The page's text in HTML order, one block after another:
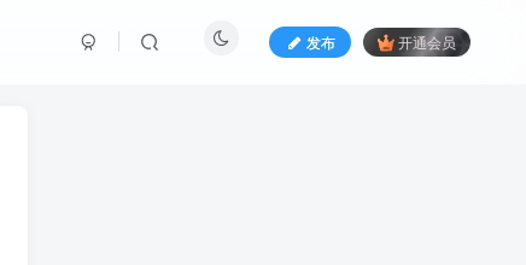
发布 开通会员